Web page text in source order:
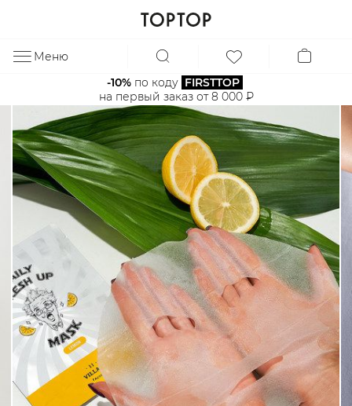
Меню
-10% по коду FIRSTTOP
на первый заказ от 8 000 ₽